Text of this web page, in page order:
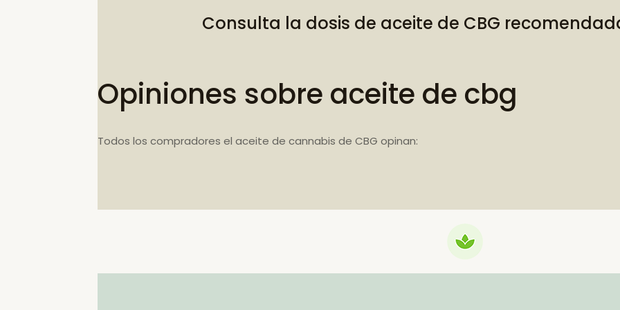
Consulta la dosis de aceite de CBG
Opiniones sobre aceite de cbg
Todos los compradores el aceite de cannabis de CBG opinan: